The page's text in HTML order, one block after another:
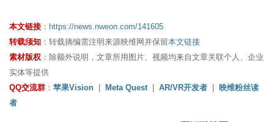
本文链接 ： https://news.nweon.com/141605
转载须知 ：转载摘编需注明来源映维网并保留本文链接
素材版权 ：除额外说明，文章所用图片、视频均来自文章关联个人、企业
实体等提供
QQ交流群 ： 苹果Vision | Meta Quest | AR/VR开发者 | 映维粉丝读
者